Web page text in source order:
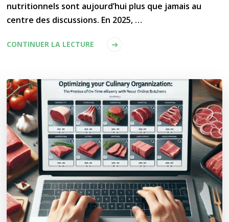
nutritionnels sont aujourd’hui plus que jamais au
centre des discussions. En 2025, …
CONTINUER LA LECTURE